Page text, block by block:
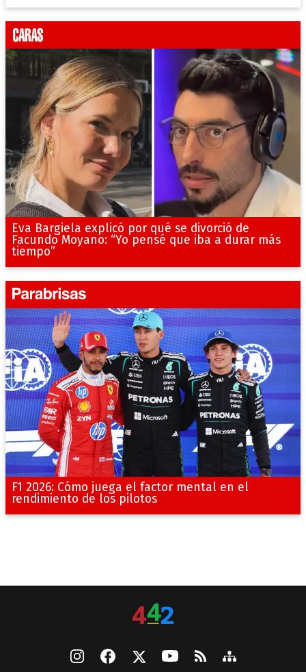
Eva Bargiela explicó por qué se divorció de
Facundo Moyano: “Yo pensé que iba a durar más
tiempo”
F1 2026: Cómo juega el factor mental en el
rendimiento de los pilotos